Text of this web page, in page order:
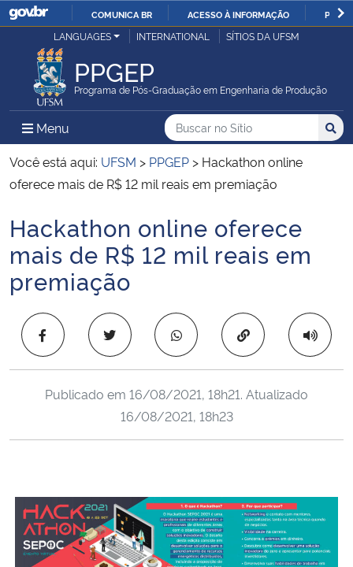
IR
COMUNICA BR ACESSO À INFORMAÇÃO
Ministério da Justiça e Segurança Pública
Ministério da Defesa
Ministério das Relações Exteriores
Ministério da Infraestrutura
Ministério da Agricultura, Pecuária e Abastecimento
Ministério da Educação
Ministério do Meio Ambiente
LANGUAGES INTERNATIONAL SÍTIOS DA UFSM
PPGEP
Programa de Pós-Graduação em Engenharia de Produção
Menu Menu Principal do Sítio
Busca
Buscar no no Sítio
Busca:
Você está aqui: UFSM > PPGEP > Hackathon online
oferece mais de R$ 12 mil reais em premiação
Início do conteúdo
Hackathon online oferece
mais de R$ 12 mil reais em
premiação
Copiar para área
Publicado em 16/08/2021, 18h21. Atualizado
16/08/2021, 18h23